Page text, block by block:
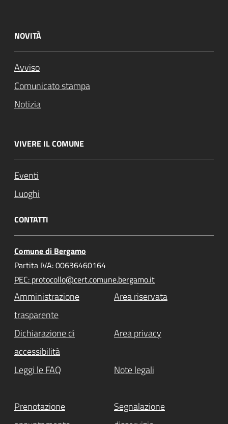
NOVITÀ
Avviso
Comunicato stampa
Notizia
VIVERE IL COMUNE
Eventi
Luoghi
CONTATTI
Comune di Bergamo
Partita IVA: 00636460164
PEC: protocollo@cert.comune.bergamo.it
Amministrazione
trasparente
Area riservata
Dichiarazione di
accessibilità
Area privacy
Leggi le FAQ Note legali
Prenotazione
Segnalazione